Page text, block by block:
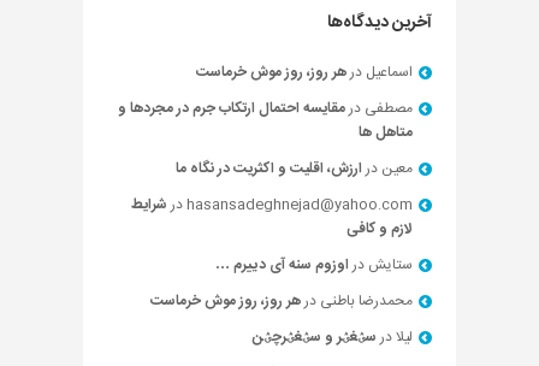
آخرین دیدگاه‌ها
اسماعیل درهر روز، روز موش خرماست
مصطفی درمقایسه احتمال ارتکاب جرم در مجردها و
متاهل ها
معین درارزش، اقلیت و اکثریت در نگاه ما
hasansadeghnejad@yahoo.com درشرایط
لازم و کافی
ستایش دراوزوم سنه آی دییرم …
محمدرضا باطنی درهر روز، روز موش خرماست
لیلادرسؽغؽر و سؽغؽرچؽن